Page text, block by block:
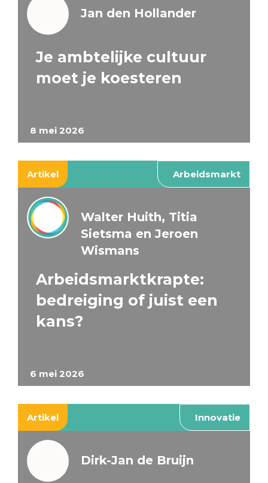
8 mei 2026
Jan den Hollander
Je ambtelijke cultuur
moet je koesteren
Artikel Arbeidsmarkt
6 mei 2026
Walter Huith, Titia
Sietsma en Jeroen
Wismans
Arbeidsmarktkrapte:
bedreiging of juist een
kans?
Artikel Innovatie
Dirk-Jan de Bruijn